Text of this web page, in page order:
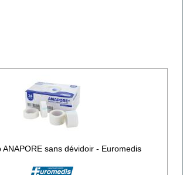
ANAPORE sans dévidoir - Euromedis